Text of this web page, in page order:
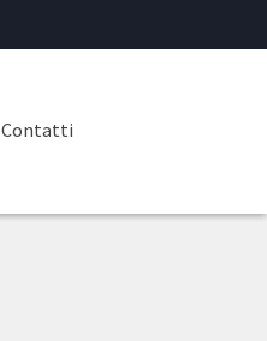
Contatti